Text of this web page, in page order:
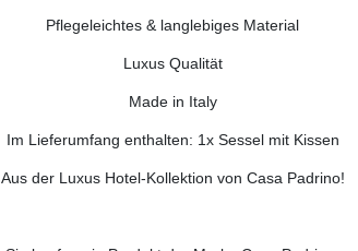
Pflegeleichtes & langlebiges Material
Luxus Qualität
Made in Italy
Im Lieferumfang enthalten: 1x Sessel mit Kissen
Aus der Luxus Hotel-Kollektion von Casa Padrino!